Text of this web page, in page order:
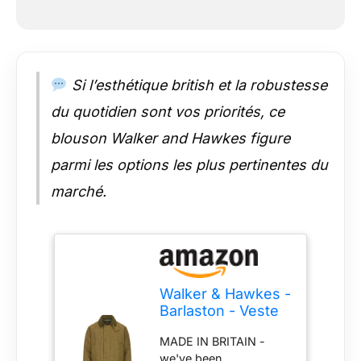
Si l’esthétique british et la robustesse
du quotidien sont vos priorités, ce
blouson Walker and Hawkes figure
parmi les options les plus pertinentes du
marché.
Walker & Hawkes -
Barlaston - Veste
Homme - Tweed -
MADE IN BRITAIN -